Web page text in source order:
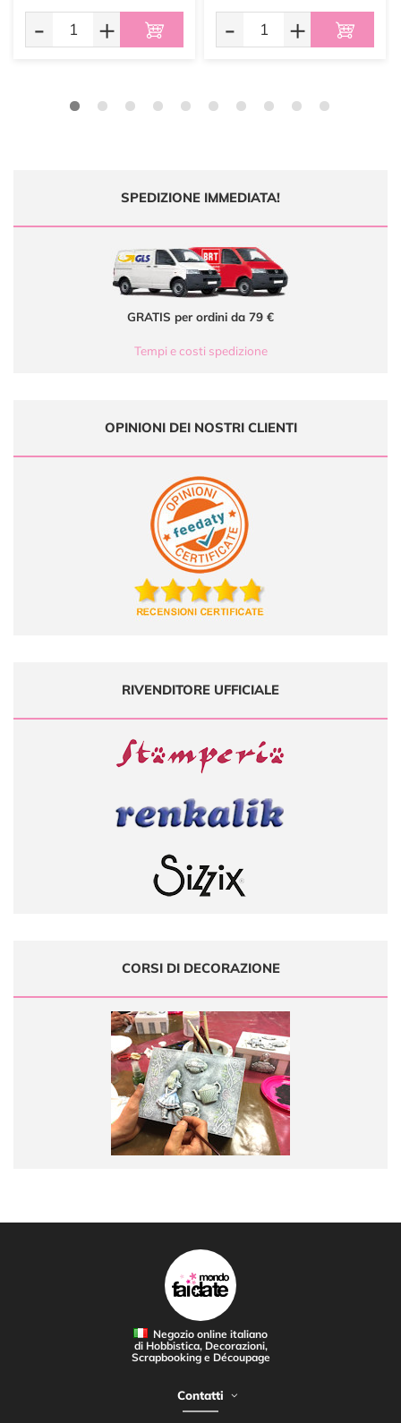
- + - +
SPEDIZIONE IMMEDIATA!
GRATIS per ordini da 79 €
Tempi e costi spedizione
OPINIONI DEI NOSTRI CLIENTI
RIVENDITORE UFFICIALE
CORSI DI DECORAZIONE
Negozio online italiano
di Hobbistica, Decorazioni,
Scrapbooking e Découpage
Contatti